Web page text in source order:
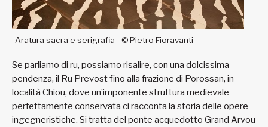
Aratura sacra e serigrafia - © Pietro Fioravanti
Se parliamo di ru, possiamo risalire, con una dolcissima
pendenza, il Ru Prevost fino alla frazione di Porossan, in
località Chiou, dove un’imponente struttura medievale
perfettamente conservata ci racconta la storia delle opere
ingegneristiche. Si tratta del ponte acquedotto Grand Arvou